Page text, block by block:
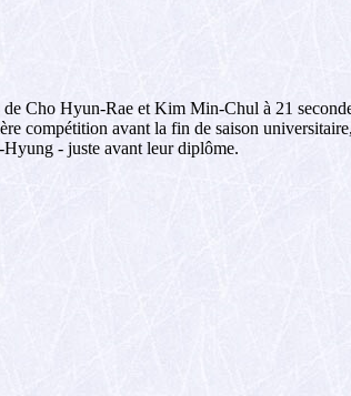
Cho Hyun-Rae et Kim Min-Chul à 21
compétition avant la fin de saison
- juste avant leur diplôme.